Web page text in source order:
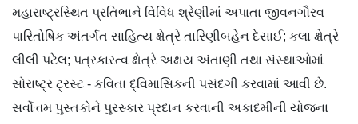
મહારાષ્ટ્રસ્થિત પ્રતિભાને વિવિધ શ્રેણીમાં અપાતા જીવનગૌરવ
પારિતોષિક અંતર્ગત સાહિત્ય ક્ષેત્રે તારિણીબહેન દેસાઈ; કલા ક્ષેત્રે
લીલી પટેલ; પત્રકારત્વ ક્ષેત્રે અક્ષય અંતાણી તથા સંસ્થાઓમાં
સોરાષ્ટ્ર ટ્રસ્ટ - કવિતા દ્વિમાસિકની પસંદગી કરવામાં આવી છે.
સર્વોત્તમ પુસ્તકોને પુરસ્કાર પ્રદાન કરવાની અકાદમીની યોજના